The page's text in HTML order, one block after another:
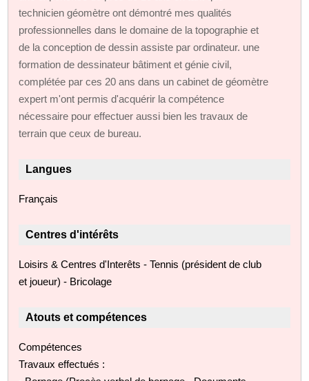
technicien géomètre ont démontré mes qualités
professionnelles dans le domaine de la topographie et
de la conception de dessin assiste par ordinateur. une
formation de dessinateur bâtiment et génie civil,
complétée par ces 20 ans dans un cabinet de géomètre
expert m'ont permis d'acquérir la compétence
nécessaire pour effectuer aussi bien les travaux de
terrain que ceux de bureau.
Langues
Français
Centres d'intérêts
Loisirs & Centres d'Interêts - Tennis (président de club
et joueur) - Bricolage
Atouts et compétences
Compétences
Travaux effectués :